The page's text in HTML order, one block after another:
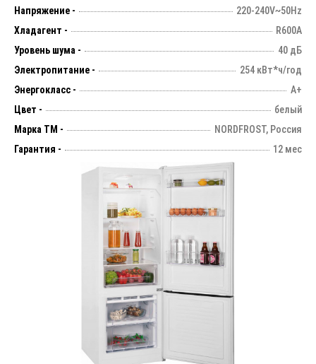
Напряжение -
220-240V~50Hz
Хладагент -
R600A
Уровень шума -
40 дБ
Электропитание -
254 кВт*ч/год
Энергокласс -
А+
Цвет -
белый
Марка ТМ -
NORDFROST, Россия
Гарантия -
12 мес